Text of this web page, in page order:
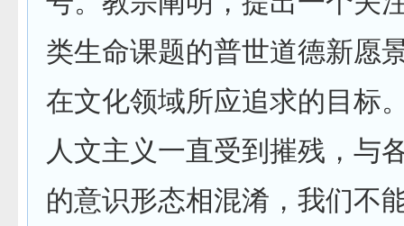
类生命课题的普世道德新愿
在文化领域所应追求的目标
人文主义一直受到摧残，与
的意识形态相混淆，我们不